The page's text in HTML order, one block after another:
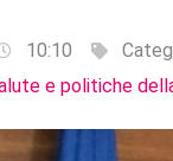
10:10
e politiche